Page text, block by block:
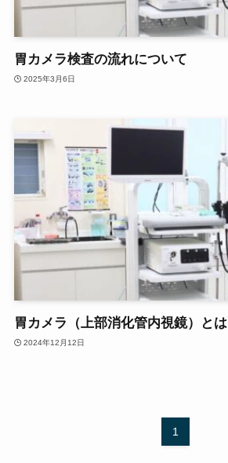
胃カメラ検査の流れについて
2025年3月6日
胃カメラ（上部消化管内視鏡）とは
2024年12月12日
1